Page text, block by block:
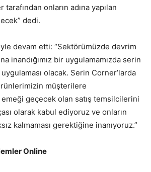
onların adına yapılan
dedi.
devam etti: “Sektörümüzde devrim
inandığımız bir uygulamamızda serin
uygulaması olacak. Serin Corner’larda
müşterilere
emeği geçecek olan satış temsilcilerini
olarak kabul ediyoruz ve onların
kalmaması gerektiğine inanıyoruz.”
Online